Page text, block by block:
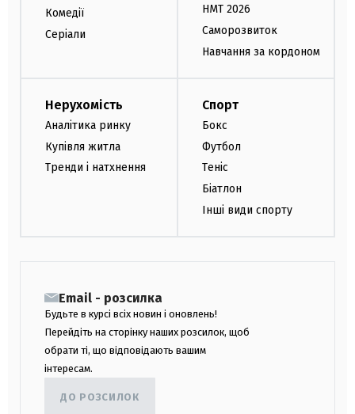
Комедії
Серіали
НМТ 2026
Саморозвиток
Навчання за кордоном
Нерухомість
Аналітика ринку
Купівля житла
Тренди і натхнення
Спорт
Бокс
Футбол
Теніс
Біатлон
Інші види спорту
Email - розсилка
Будьте в курсі всіх новин і оновлень!
Перейдіть на сторінку наших розсилок, щоб
обрати ті, що відповідають вашим
інтересам.
ДО РОЗСИЛОК